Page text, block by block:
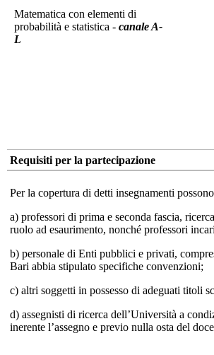
Matematica con elementi di
probabilità e statistica - canale A-
L
Requisiti per la partecipazione
Per la copertura di detti insegnamenti
a) professori di prima e seconda fascia,
ruolo ad esaurimento, nonché professori
b) personale di Enti pubblici e privati,
Bari abbia stipulato specifiche convenzioni;
c) altri soggetti in possesso di adeguati titoli
d) assegnisti di ricerca dell’Università a
inerente l’assegno e previo nulla osta del